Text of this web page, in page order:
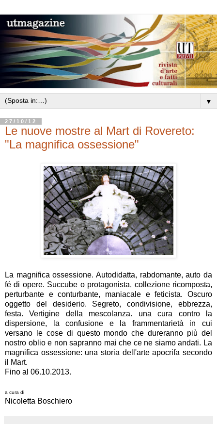
▼
27/10/12
Le nuove mostre al Mart di Rovereto:
"La magnifica ossessione"
La magnifica ossessione. Autodidatta, rabdomante, auto da
fé di opere. Succube o protagonista, collezione ricomposta,
perturbante e conturbante, maniacale e feticista. Oscuro
oggetto del desiderio. Segreto, condivisione, ebbrezza,
festa. Vertigine della mescolanza. una cura contro la
dispersione, la confusione e la frammentarietà in cui
versano le cose di questo mondo che dureranno più del
nostro oblio e non sapranno mai che ce ne siamo andati. La
magnifica ossessione: una storia dell'arte apocrifa secondo
il Mart.
Fino al 06.10.2013.
a cura di
Nicoletta Boschiero